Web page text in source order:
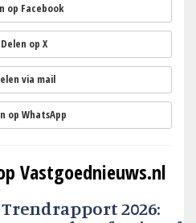
op Facebook
Delen op X
via mail
op WhatsApp
Vastgoednieuws.nl
Trendrapport 2026: